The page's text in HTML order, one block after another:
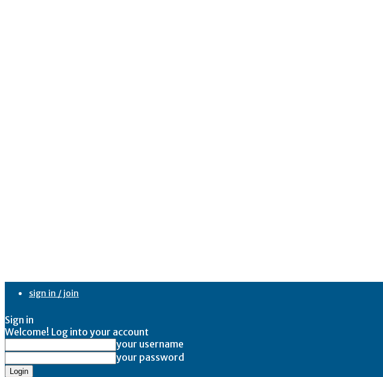
sign in / join
Sign in
Welcome! Log into your account
your username
your password